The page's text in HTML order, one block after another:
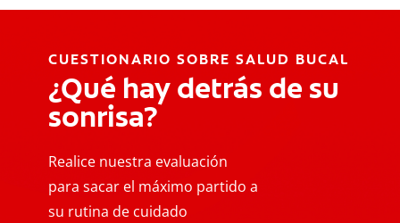
CUESTIONARIO SOBRE SALUD BUCAL
¿Qué hay detrás de su
sonrisa?
Realice nuestra evaluación
para sacar el máximo partido a
su rutina de cuidado